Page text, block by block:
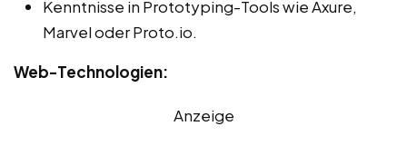
Kenntnisse in Prototyping-Tools wie Axure,
Marvel oder Proto.io.
Web-Technologien:
Anzeige